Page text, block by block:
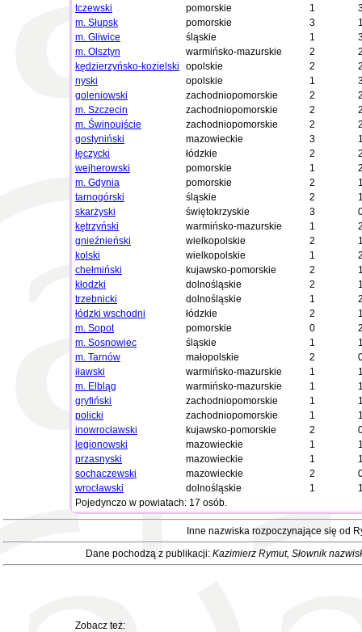
tczewski
pomorskie 1
m. Słupsk
pomorskie 3
m. Gliwice
śląskie 1
m. Olsztyn
warmińsko-mazurskie 2
kędzierzyńsko-kozielski
opolskie 2
nyski
opolskie 1
goleniowski
zachodniopomorskie 2
m. Szczecin
zachodniopomorskie 2
m. Świnoujście
zachodniopomorskie 2
gostyniński
mazowieckie 3
łęczycki
łódzkie 2
wejherowski
pomorskie 1
m. Gdynia
pomorskie 2
tarnogórski
śląskie 2
skarżyski
świętokrzyskie 3
kętrzyński
warmińsko-mazurskie 1
gnieźnieński
wielkopolskie 2
kolski
wielkopolskie 1
chełmiński
kujawsko-pomorskie 2
kłodzki
dolnośląskie 2
trzebnicki
dolnośląskie 1
łódzki wschodni
łódzkie 2
m. Sopot
pomorskie 0
m. Sosnowiec
śląskie 1
m. Tarnów
małopolskie 2
iławski
warmińsko-mazurskie 1
m. Elbląg
warmińsko-mazurskie 1
gryfiński
zachodniopomorskie 1
policki
zachodniopomorskie 1
inowrocławski
kujawsko-pomorskie 2
legionowski
mazowieckie 1
przasnyski
mazowieckie 1
sochaczewski
mazowieckie 2
wrocławski
dolnośląskie 1
Pojedynczo w powiatach: 17 osób.
Inne nazwiska rozpoczynające się od
Dane pochodzą z publikacji: Kazimierz Rymut, Słownik
Zobacz też: